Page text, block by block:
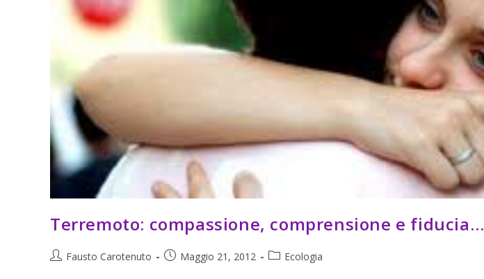
Terremoto: compassione, comprensione e fiducia…
Fausto Carotenuto Maggio 21, 2012 Ecologia